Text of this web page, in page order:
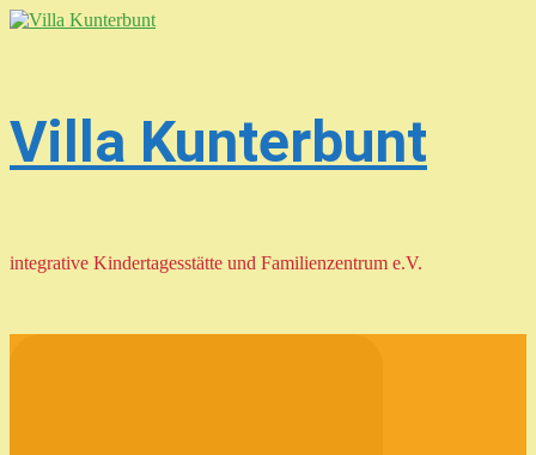
Zum
Villa Kunterbunt
integrative Kindertagesstätte und Familienzentrum e.V.